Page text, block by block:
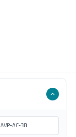
AVP-AC-3B